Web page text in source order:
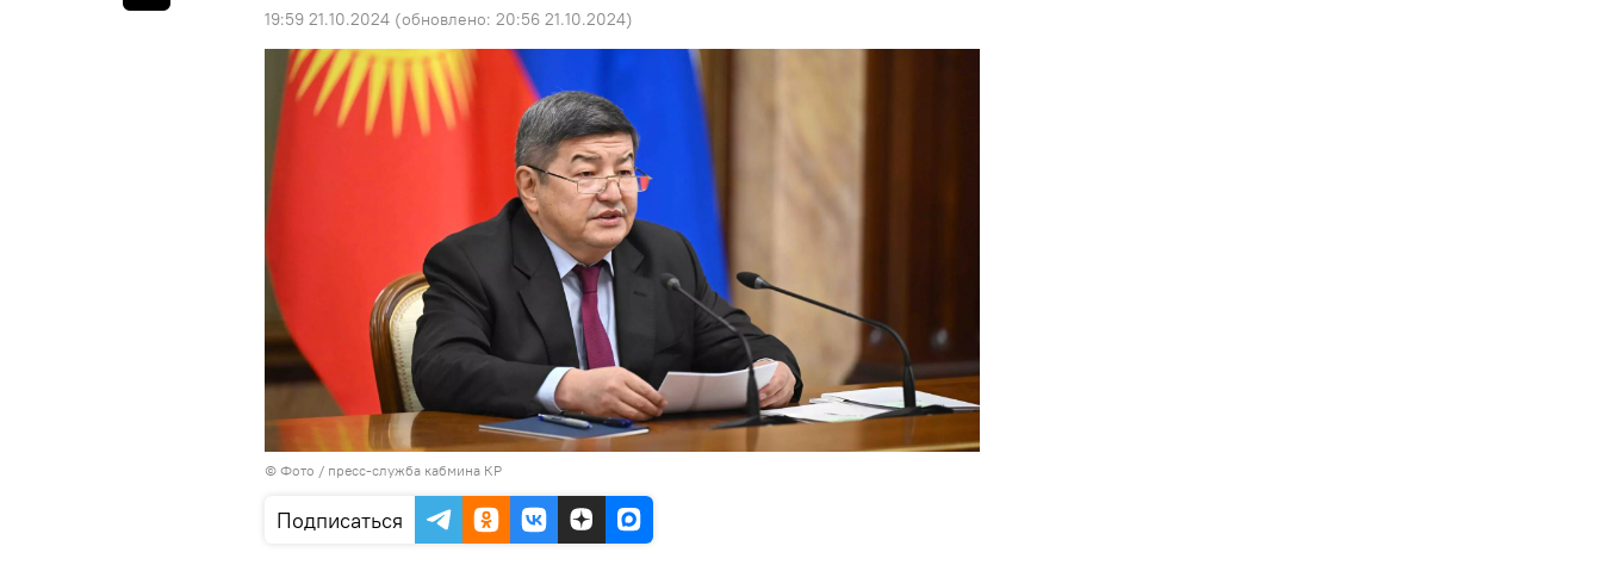
19:59 21.10.2024 (обновлено: 20:56 21.10.2024)
© Фото / пресс-служба кабмина КР
Подписаться